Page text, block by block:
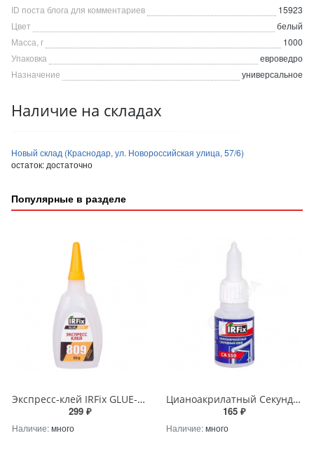
ID поста блога для комментариев
15923
Цвет
белый
Масса, г
1000
Упаковка
евроведро
Назначение
универсальное
Наличие на складах
Новый склад (Краснодар, ул. Новороссийская улица, 57/6)
остаток: достаточно
Популярные в разделе
Экспресс-клей IRFix GLUE-БЕРИ 809 50гр
299 ₽
Наличие:много
Цианоакрилатный Секундный клей IRFix CA-550 20гр
165 ₽
Наличие:много